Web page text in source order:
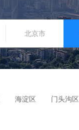
北京市
海淀区 门头沟区